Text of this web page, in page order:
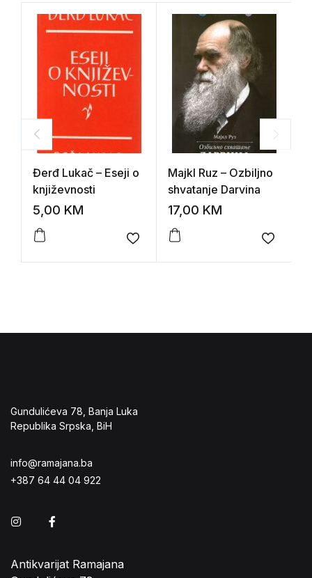
Đerđ Lukač – Eseji o
književnosti
5,00 KM
Add to wishlist
Majkl Ruz – Ozbiljno
shvatanje Darvina
17,00 KM
Add to
Gundulićeva 78, Banja Luka
Republika Srpska, BiH
info@ramajana.ba
+387 64 44 04 922
Instagram
Antikvarijat Ramajana